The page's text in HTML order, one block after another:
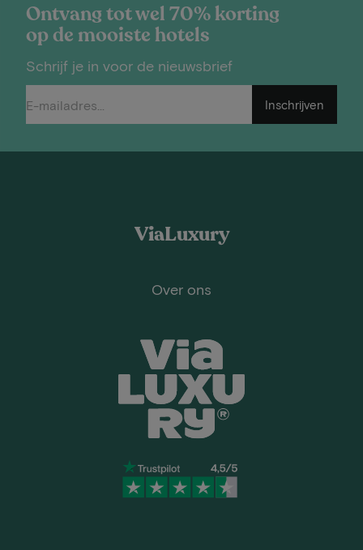
Ontvang tot wel 70% korting
op de mooiste hotels
Schrijf je in voor de nieuwsbrief
Inschrijven
ViaLuxury
Over ons